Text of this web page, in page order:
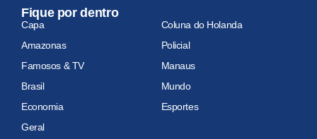
Fique por dentro
Capa
Coluna do Holanda
Amazonas
Policial
Famosos & TV
Manaus
Brasil
Mundo
Economia
Esportes
Geral